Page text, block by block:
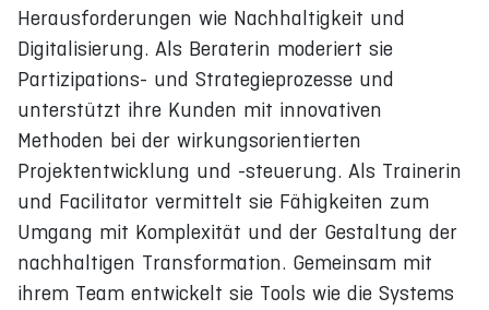
Herausforderungen wie Nachhaltigkeit und
Digitalisierung. Als Beraterin moderiert sie
Partizipations- und Strategieprozesse und
unterstützt ihre Kunden mit innovativen
Methoden bei der wirkungsorientierten
Projektentwicklung und -steuerung. Als Trainerin
und Facilitator vermittelt sie Fähigkeiten zum
Umgang mit Komplexität und der Gestaltung der
nachhaltigen Transformation. Gemeinsam mit
ihrem Team entwickelt sie Tools wie die Systems